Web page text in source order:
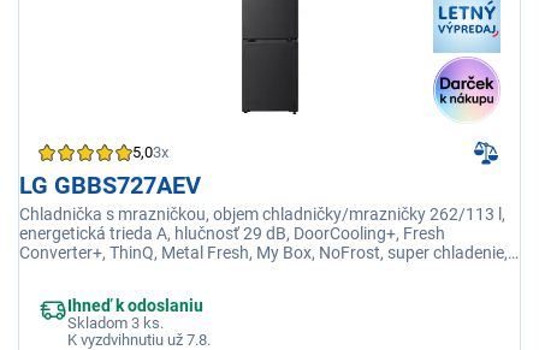
5,03x
LG GBBS727AEV
Chladnička s mrazničkou, objem chladničky/mrazničky 262/113 l,
energetická trieda A, hlučnosť 29 dB, DoorCooling+, Fresh
Converter+, ThinQ, Metal Fresh, My Box, NoFrost, super chladenie,
Ihneď k odoslaniu
Skladom 3 ks.
K vyzdvihnutiu už 7.8.